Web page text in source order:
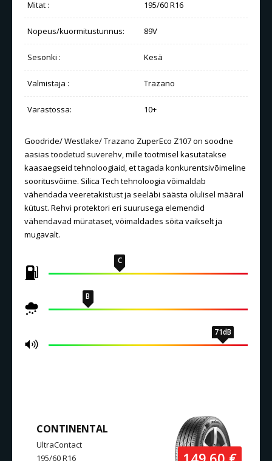
Mitat : 195/60 R16
Nopeus/kuormitustunnus: 89V
Sesonki : Kesä
Valmistaja : Trazano
Varastossa: 10+
Goodride/ Westlake/ Trazano ZuperEco Z107 on soodne
aasias toodetud suverehv, mille tootmisel kasutatakse
kaasaegseid tehnoloogiaid, et tagada konkurentsivõimeline
sooritusvõime. Silica Tech tehnoloogia võimaldab
vähendada veeretakistust ja seeläbi säästa olulisel määral
kütust. Rehvi protektori eri suurusega elemendid
vähendavad mürataset, võimaldades sõita vaikselt ja
mugavalt.
C
B
71dB
CONTINENTAL
UltraContact
195/60 R16